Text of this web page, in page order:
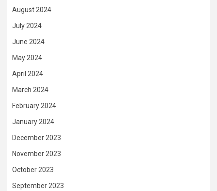
August 2024
July 2024
June 2024
May 2024
April 2024
March 2024
February 2024
January 2024
December 2023
November 2023
October 2023
September 2023